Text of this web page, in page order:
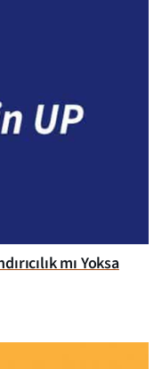
mı Yoksa